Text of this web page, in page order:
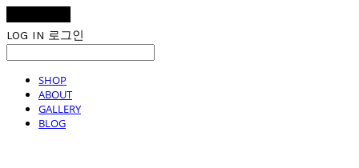
LOG IN 로그인
SHOP
ABOUT
GALLERY
BLOG